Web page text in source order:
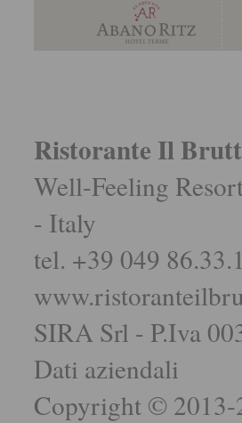
Ristorante Il
Well-Feeling
- Italy
tel. +39 049
SIRA Srl - P.Iva
Dati aziendali
Copyright © 2013-